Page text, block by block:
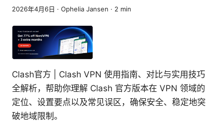
2026年4月6日 · Ophelia Jansen · 2 min
Clash官方 | Clash VPN 使用指南、对比与实用技巧
全解析，帮助你理解 Clash 官方版本在 VPN 领域的
定位、设置要点以及常见误区，确保安全、稳定地突
破地域限制。